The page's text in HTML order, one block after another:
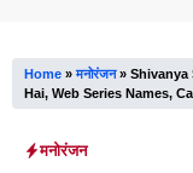
Home »मनोरंजन» Shivanya
Hai, Web Series Names,
मनोरंजन